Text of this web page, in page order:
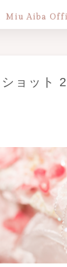
Miu Aiba
ョット